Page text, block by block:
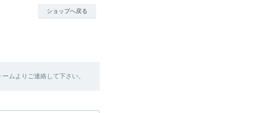
ショップへ戻る
ムよりご連絡して下さい。